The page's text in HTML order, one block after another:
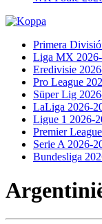
Primera
Liga MX
Eredivisie
Pro League
Süper Lig
LaLiga 2026-
Ligue 1 2026-
Premier
Serie A 2026-
Bundesliga